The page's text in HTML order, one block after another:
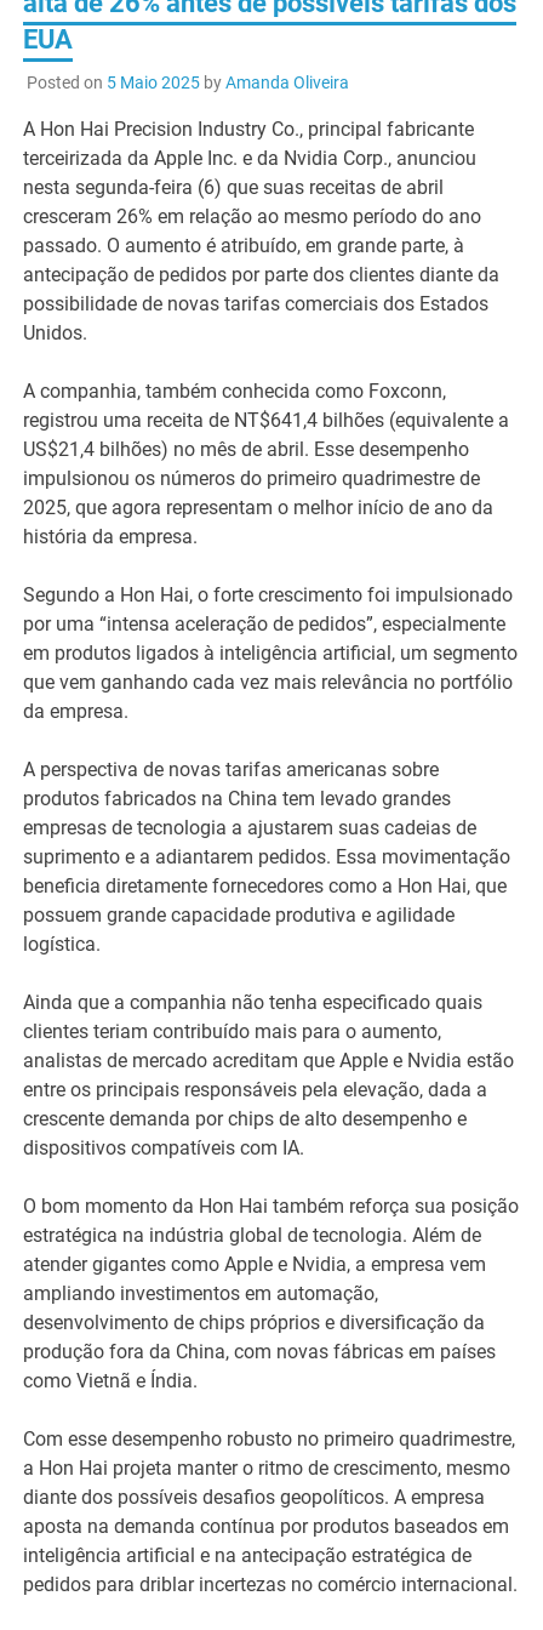
EUA
Posted on 5 Maio 2025byAmanda Oliveira
A Hon Hai Precision Industry Co., principal fabricante
terceirizada da Apple Inc. e da Nvidia Corp., anunciou
nesta segunda-feira (6) que suas receitas de abril
cresceram 26% em relação ao mesmo período do ano
passado. O aumento é atribuído, em grande parte, à
antecipação de pedidos por parte dos clientes diante da
possibilidade de novas tarifas comerciais dos Estados
Unidos.
A companhia, também conhecida como Foxconn,
registrou uma receita de NT$641,4 bilhões (equivalente a
US$21,4 bilhões) no mês de abril. Esse desempenho
impulsionou os números do primeiro quadrimestre de
2025, que agora representam o melhor início de ano da
história da empresa.
Segundo a Hon Hai, o forte crescimento foi impulsionado
por uma “intensa aceleração de pedidos”, especialmente
em produtos ligados à inteligência artificial, um segmento
que vem ganhando cada vez mais relevância no portfólio
da empresa.
A perspectiva de novas tarifas americanas sobre
produtos fabricados na China tem levado grandes
empresas de tecnologia a ajustarem suas cadeias de
suprimento e a adiantarem pedidos. Essa movimentação
beneficia diretamente fornecedores como a Hon Hai, que
possuem grande capacidade produtiva e agilidade
logística.
Ainda que a companhia não tenha especificado quais
clientes teriam contribuído mais para o aumento,
analistas de mercado acreditam que Apple e Nvidia estão
entre os principais responsáveis pela elevação, dada a
crescente demanda por chips de alto desempenho e
dispositivos compatíveis com IA.
O bom momento da Hon Hai também reforça sua posição
estratégica na indústria global de tecnologia. Além de
atender gigantes como Apple e Nvidia, a empresa vem
ampliando investimentos em automação,
desenvolvimento de chips próprios e diversificação da
produção fora da China, com novas fábricas em países
como Vietnã e Índia.
Com esse desempenho robusto no primeiro quadrimestre,
a Hon Hai projeta manter o ritmo de crescimento, mesmo
diante dos possíveis desafios geopolíticos. A empresa
aposta na demanda contínua por produtos baseados em
inteligência artificial e na antecipação estratégica de
pedidos para driblar incertezas no comércio internacional.